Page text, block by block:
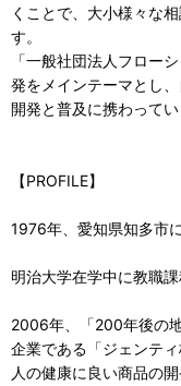
くことで、大小様々な
す。
「一般社団法人フロー
発をメインテーマとし
開発と普及に携わってい
【PROFILE】
1976年、愛知県知多市
明治大学在学中に教職
2006年、「200年後の
企業である「ジェンティ
人の健康に良い商品の